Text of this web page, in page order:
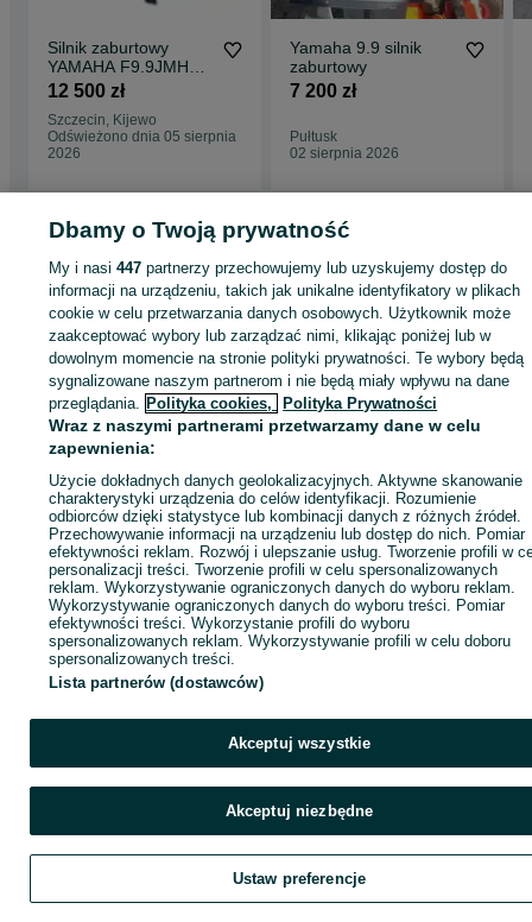
Silnik zaburtowy
YAMAHA F9.9JMHS
Dostępny od ręki!!
12 500 zł
Szczecin, Kijewo
Odświeżono dnia 05 sierpnia
2026
Yamaha 9.9 silnik
zaburtowy
7 200 zł
Pułtusk
02 sierpnia 2026
Zachodniopomorskie
Zaburtowe - Szczecin Zaburtowe - Golęcino
KATEGORIA
758952115 Wyświetlenia:
Zadzwoń / SMS
Dbamy o Twoją prywatność
My i nasi447 partnerzy przechowujemy lub uzyskujemy dostęp do
informacji na urządzeniu, takich jak unikalne identyfikatory w plikach
cookie w celu przetwarzania danych osobowych. Użytkownik może
zaakceptować wybory lub zarządzać nimi, klikając poniżej lub w
dowolnym momencie na stronie polityki prywatności. Te wybory będą
sygnalizowane naszym partnerom i nie będą miały wpływu na dane
przeglądania. Polityka cookies, Polityka Prywatności
Wraz z naszymi partnerami przetwarzamy dane w celu
zapewnienia:
Użycie dokładnych danych geolokalizacyjnych. Aktywne skanowanie
charakterystyki urządzenia do celów identyfikacji. Rozumienie
odbiorców dzięki statystyce lub kombinacji danych z różnych źródeł.
Przechowywanie informacji na urządzeniu lub dostęp do nich. Pomiar
efektywności reklam. Rozwój i ulepszanie usług. Tworzenie profili w
personalizacji treści. Tworzenie profili w celu spersonalizowanych
reklam. Wykorzystywanie ograniczonych danych do wyboru reklam.
Wykorzystywanie ograniczonych danych do wyboru treści. Pomiar
efektywności treści. Wykorzystanie profili do wyboru
spersonalizowanych reklam. Wykorzystywanie profili w celu doboru
spersonalizowanych treści.
Lista partnerów (dostawców)
Akceptuj wszystkie
Akceptuj niezbędne
Ustaw preferencje